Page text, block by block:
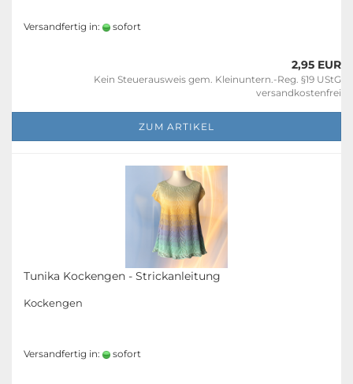
Versandfertig in: sofort
2,95 EUR
Kein Steuerausweis gem. Kleinuntern.-Reg. §19 UStG
versandkostenfrei
ZUM ARTIKEL
Tunika Kockengen - Strickanleitung
Kockengen
Versandfertig in: sofort